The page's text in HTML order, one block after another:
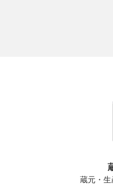
蔵元・